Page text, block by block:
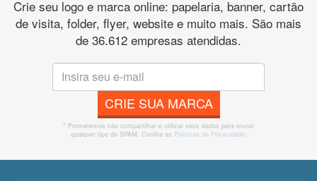
Crie seu logo e marca online: papelaria, banner, cartão
de visita, folder, flyer, website e muito mais. São mais
de 36.612 empresas atendidas.
CRIE SUA MARCA
* Prometemos não compartilhar e utilizar seus dados para enviar
qualquer tipo de SPAM. Confira as Políticas de Privacidade.